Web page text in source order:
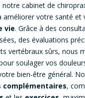
notre cabinet de
améliorer votre santé et
vie. Grâce à des
des évaluations
vertébraux sûrs, nous
soulager vos
bien-être général.
complémentaires,